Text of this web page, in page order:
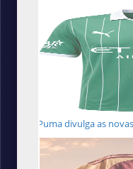
Puma divulga as